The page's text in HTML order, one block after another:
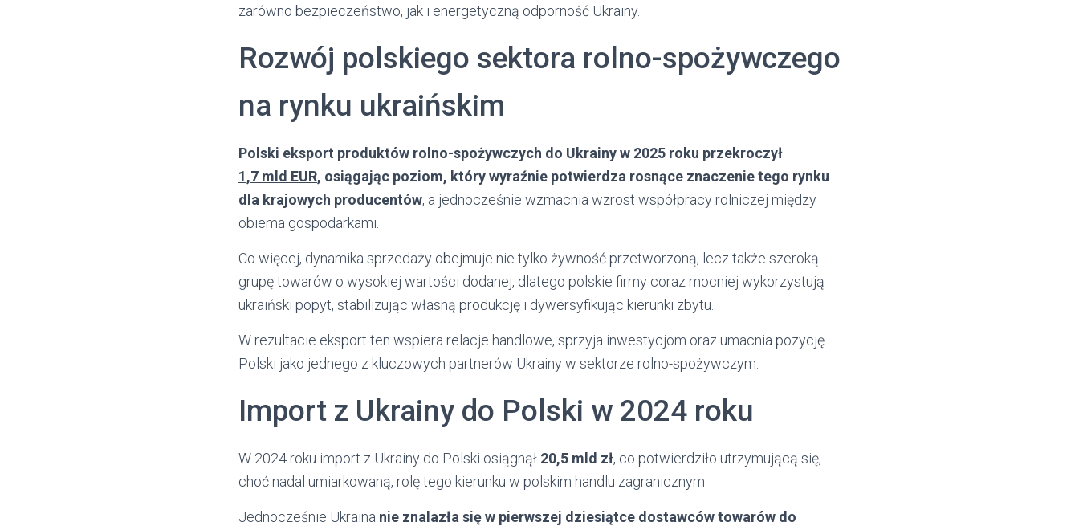
zarówno bezpieczeństwo, jak i energetyczną odporność Ukrainy.
Rozwój polskiego sektora rolno-spożywczego
na rynku ukraińskim
Polski eksport produktów rolno-spożywczych do Ukrainy w 2025 roku przekroczył
1,7 mld EUR, osiągając poziom, który wyraźnie potwierdza rosnące znaczenie tego rynku
dla krajowych producentów, a jednocześnie wzmacnia wzrost współpracy rolniczej między
obiema gospodarkami.
Co więcej, dynamika sprzedaży obejmuje nie tylko żywność przetworzoną, lecz także szeroką
grupę towarów o wysokiej wartości dodanej, dlatego polskie firmy coraz mocniej wykorzystują
ukraiński popyt, stabilizując własną produkcję i dywersyfikując kierunki zbytu.
W rezultacie eksport ten wspiera relacje handlowe, sprzyja inwestycjom oraz umacnia pozycję
Polski jako jednego z kluczowych partnerów Ukrainy w sektorze rolno-spożywczym.
Import z Ukrainy do Polski w 2024 roku
W 2024 roku import z Ukrainy do Polski osiągnął 20,5 mld zł, co potwierdziło utrzymującą się,
choć nadal umiarkowaną, rolę tego kierunku w polskim handlu zagranicznym.
Jednocześnie Ukraina nie znalazła się w pierwszej dziesiątce dostawców towarów do